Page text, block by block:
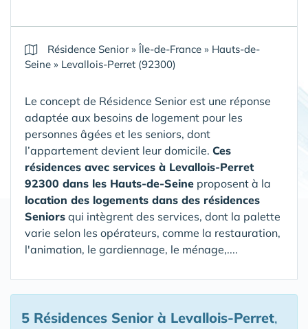
Résidence Senior»Île-de-France » Hauts-de-
Seine » Levallois-Perret (92300)
Le concept de Résidence Senior est une réponse
adaptée aux besoins de logement pour les
personnes âgées et les seniors, dont
l’appartement devient leur domicile. Ces
résidences avec services à Levallois-Perret
92300 dans les Hauts-de-Seine proposent à la
location des logements dans des résidences
Seniors qui intègrent des services, dont la palette
varie selon les opérateurs, comme la restauration,
l'animation, le gardiennage, le ménage,....
5 Résidences Seniorà Levallois-Perret,